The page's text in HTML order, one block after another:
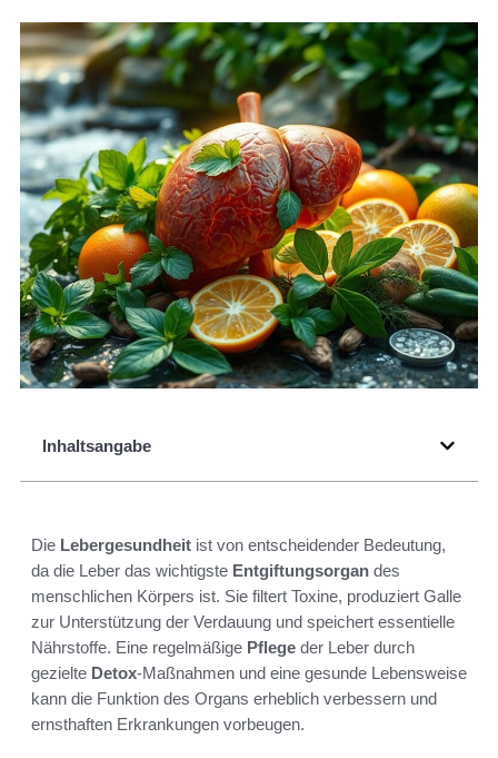
Inhaltsangabe
Die Lebergesundheit ist von entscheidender Bedeutung,
da die Leber das wichtigste Entgiftungsorgan des
menschlichen Körpers ist. Sie filtert Toxine, produziert Galle
zur Unterstützung der Verdauung und speichert essentielle
Nährstoffe. Eine regelmäßige Pflege der Leber durch
gezielte Detox-Maßnahmen und eine gesunde Lebensweise
kann die Funktion des Organs erheblich verbessern und
ernsthaften Erkrankungen vorbeugen.